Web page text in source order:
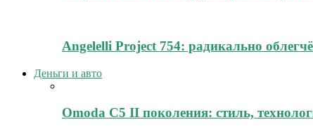
Angelelli Project 754: радикально
Деньги и авто
Omoda C5 II поколения: стиль,